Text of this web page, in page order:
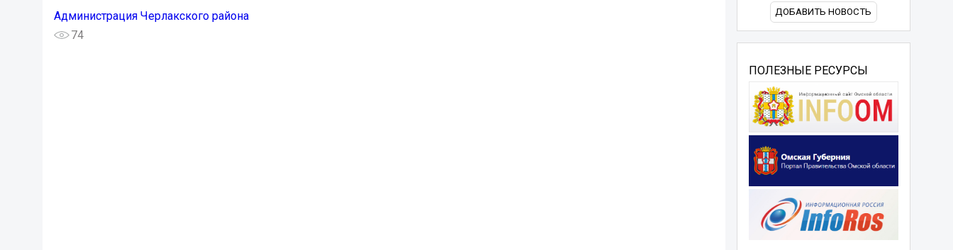
Администрация Черлакского района
74
ДОБАВИТЬ НОВОСТЬ
ПОЛЕЗНЫЕ РЕСУРСЫ